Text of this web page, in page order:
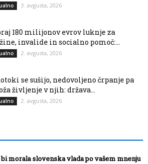
3. avgusta, 2026
180 milijonov evrov luknje za
invalide in socialno pomoč:...
2. avgusta, 2026
se sušijo, nedovoljeno črpanje pa
življenje v njih: država...
2. avgusta, 2026
morala slovenska vlada po vašem mnenju